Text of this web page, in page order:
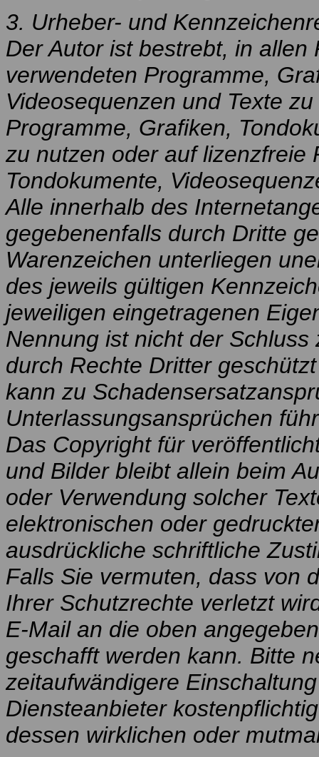
3. Urheber- und
Der Autor ist bestrebt, in
verwendeten Programme,
Videosequenzen und Texte
Programme, Grafiken,
zu nutzen oder auf lizenzfreie
Tondokumente,
Alle innerhalb des
gegebenenfalls durch Dritte
Warenzeichen unterliegen
des jeweils gültigen
jeweiligen eingetragenen
Nennung ist nicht der
durch Rechte Dritter
kann zu
Unterlassungsansprüchen
Das Copyright für
und Bilder bleibt allein beim
oder Verwendung solcher
elektronischen oder
ausdrückliche schriftliche
Falls Sie vermuten, dass von
Ihrer Schutzrechte verletzt
E-Mail an die oben
geschafft werden kann. Bitte
zeitaufwändigere
Diensteanbieter
dessen wirklichen oder